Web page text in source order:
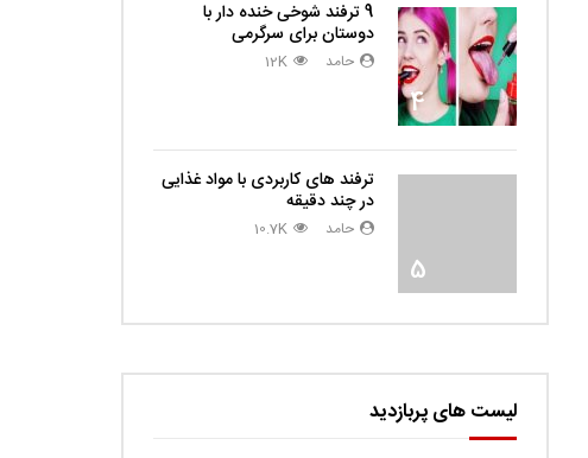
4
9 ترفند شوخی خنده دار با
دوستان برای سرگرمی
حامد 12K
5
ترفند های کاربردی با مواد غذایی
در چند دقیقه
حامد 10.7K
لیست های پربازدید